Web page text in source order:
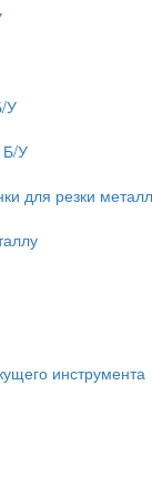
У
Б/У
для резки
инструмента